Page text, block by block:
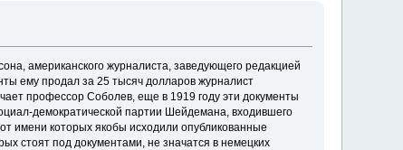
американского журналиста, заведующего редакцией
ему продал за 25 тысяч долларов журналист
профессор Соболев, еще в 1919 году эти документы
демократической партии Шейдемана, входившего
имени которых якобы исходили опубликованные
стоят под документами, не значатся в немецких